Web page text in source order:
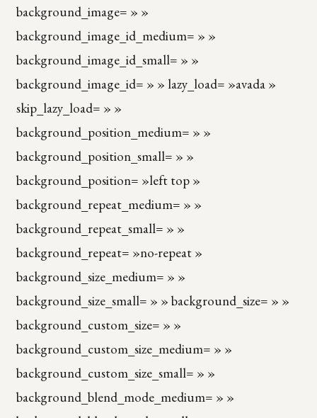
background_image= » »
background_image_id_medium= » »
background_image_id_small= » »
background_image_id= » » lazy_load= »avada »
skip_lazy_load= » »
background_position_medium= » »
background_position_small= » »
background_position= »left top »
background_repeat_medium= » »
background_repeat_small= » »
background_repeat= »no-repeat »
background_size_medium= » »
background_size_small= » » background_size= » »
background_custom_size= » »
background_custom_size_medium= » »
background_custom_size_small= » »
background_blend_mode_medium= » »